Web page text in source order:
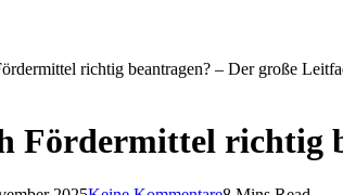
richtig beantragen? – Der große
Fördermittel richtig